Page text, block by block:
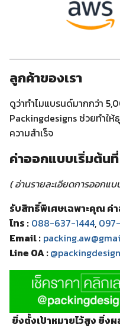
ลูกค้าของเรา
ดูว่าทำไมแบรนด์มากกว่า
Packingdesigns ช่วยทำให้
ความสำเร็จ
ค่าออกแบบเริ่มต้น
( อ่านรายละเอียดการออกแ
รับสิทธิ์พิเศษเฉพาะคุณ ค่
โทร : 088-637-1444,
Email :
Line OA :
ยิ่งตั้งเป้าหมายไว้สูง ยิ่ง